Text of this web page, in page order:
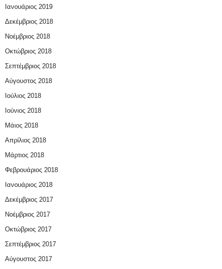
Ιανουάριος 2019
Δεκέμβριος 2018
Νοέμβριος 2018
Οκτώβριος 2018
Σεπτέμβριος 2018
Αύγουστος 2018
Ιούλιος 2018
Ιούνιος 2018
Μάιος 2018
Απρίλιος 2018
Μάρτιος 2018
Φεβρουάριος 2018
Ιανουάριος 2018
Δεκέμβριος 2017
Νοέμβριος 2017
Οκτώβριος 2017
Σεπτέμβριος 2017
Αύγουστος 2017